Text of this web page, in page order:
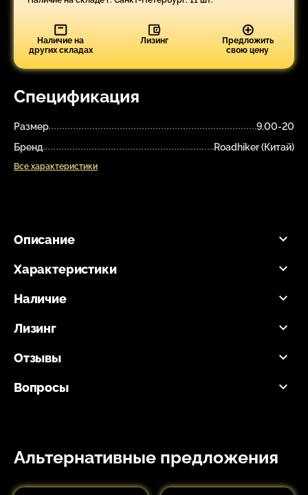
Спецификация
Размер
9.00-20
Бренд
Roadhiker (Китай)
Все характеристики
Наличие на
других складах
Лизинг
Предложить
свою цену
Описание
Характеристики
Наличие
Лизинг
Отзывы
Вопросы
Альтернативные предложения